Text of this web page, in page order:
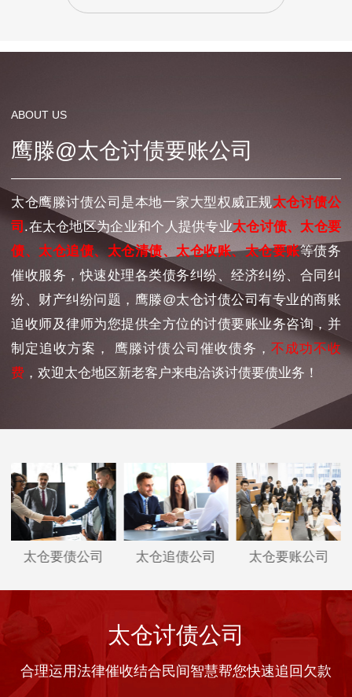
ABOUT US
鹰滕@太仓讨债要账公司
太仓鹰滕讨债公司是本地一家大型权威正规太仓讨债公
司 .在太仓地区为企业和个人提供专业太仓讨债、太仓要
债、太仓追债、太仓清债、太仓收账、太仓要账等债务
催收服务，快速处理各类债务纠纷、经济纠纷、合同纠
纷、财产纠纷问题，鹰滕@太仓讨债公司有专业的商账
追收师及律师为您提供全方位的讨债要账业务咨询，并
制定追收方案， 鹰滕讨债公司催收债务， 不成功不收
费 ，欢迎太仓地区新老客户来电洽谈讨债要债业务！
太仓要债公司 太仓追债公司 太仓要账公司
太仓讨债公司
合理运用法律催收结合民间智慧帮您快速追回欠款